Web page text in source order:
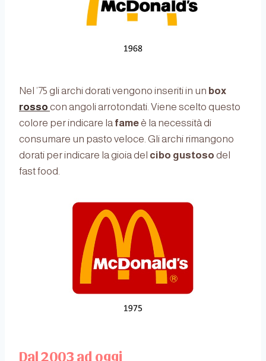
Nel ’75 gli archi dorati vengono inseriti in un box
rosso con angoli arrotondati. Viene scelto questo
colore per indicare la fameè la necessità di
consumare un pasto veloce. Gli archi rimangono
dorati per indicare la gioia del cibo gustoso del
fast food.
Dal 2003 ad oggi